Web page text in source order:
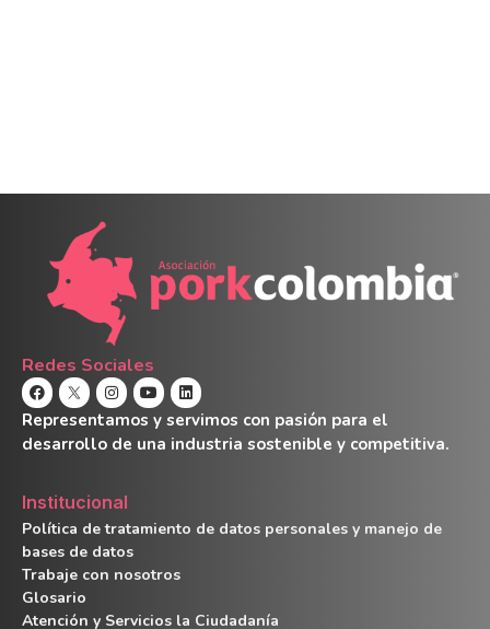
Redes Sociales
Representamos y servimos con pasión para el
desarrollo de una industria sostenible y competitiva.
Institucional
Política de tratamiento de datos personales y manejo de
bases de datos
Trabaje con nosotros
Glosario
Atención y Servicios la Ciudadanía